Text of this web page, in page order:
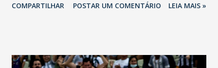
Benedito-Ceará. - Danilão é muito querido em toda a
COMPARTILHAR POSTAR UM COMENTÁRIO LEIA MAIS »